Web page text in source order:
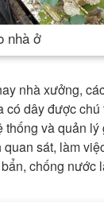
nhà ở
nhà xưởng,
dây được chú
và quản
sát, làm
chống nước